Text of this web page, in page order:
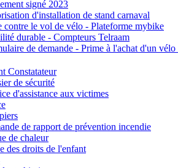
signé 2023
d'installation de stand carnaval
contre le vol de vélo - Plateforme mybike
durable - Compteurs Telraam
de demande - Prime à l'achat d'un
Constatateur
de sécurité
d'assistance aux victimes
de rapport de prévention incendie
de chaleur
des droits de l'enfant